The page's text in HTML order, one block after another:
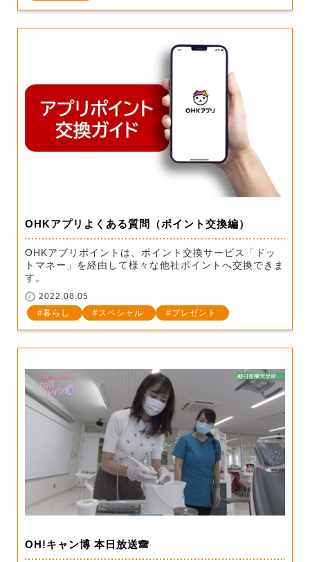
OHKアプリよくある質問（ポイント交換編）
OHKアプリポイントは、ポイント交換サービス「ドッ
トマネー」を経由して様々な他社ポイントへ交換できま
す。
2022.08.05
暮らし
スペシャル プレゼント
OH!キャン博 本日放送🙈